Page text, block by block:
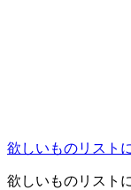
欲しいものリスト
欲しいものリスト